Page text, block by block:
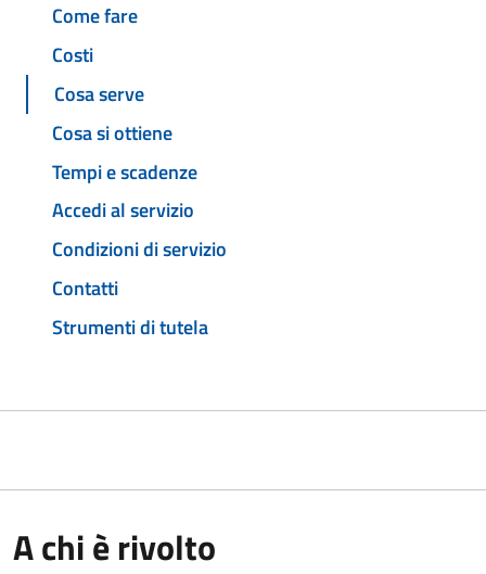
Come fare
Costi
Cosa serve
Cosa si ottiene
Tempi e scadenze
Accedi al servizio
Condizioni di servizio
Contatti
Strumenti di tutela
A chi è rivolto